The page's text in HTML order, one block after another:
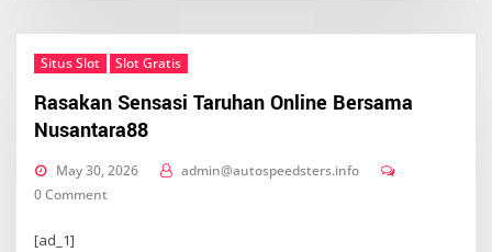
Situs Slot Slot Gratis
Rasakan Sensasi Taruhan Online Bersama
Nusantara88
May 30, 2026
admin@autospeedsters.info
0 Comment
[ad_1]